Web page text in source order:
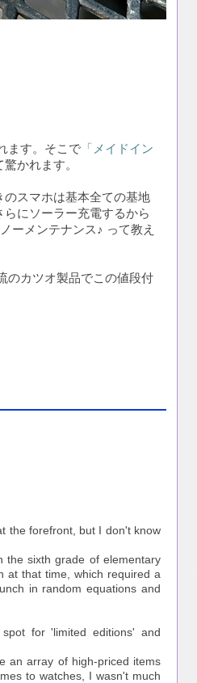
ます。そこで 「メイドイン
驚かれます。
スマホは基本全ての基地
にソーラー充電するから
ーメンテナンス♪ って教え
のカツオ製品でこの値段付
the forefront, but I don't know
the sixth grade of elementary
at that time, which required a
in random equations and
for 'limited editions' and
an array of high-priced items
to watches, I wasn't much